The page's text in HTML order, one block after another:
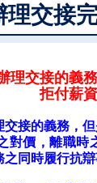
交接
理交接的義
拒付薪
接的義務，
對價，離職時
同時履行抗辯